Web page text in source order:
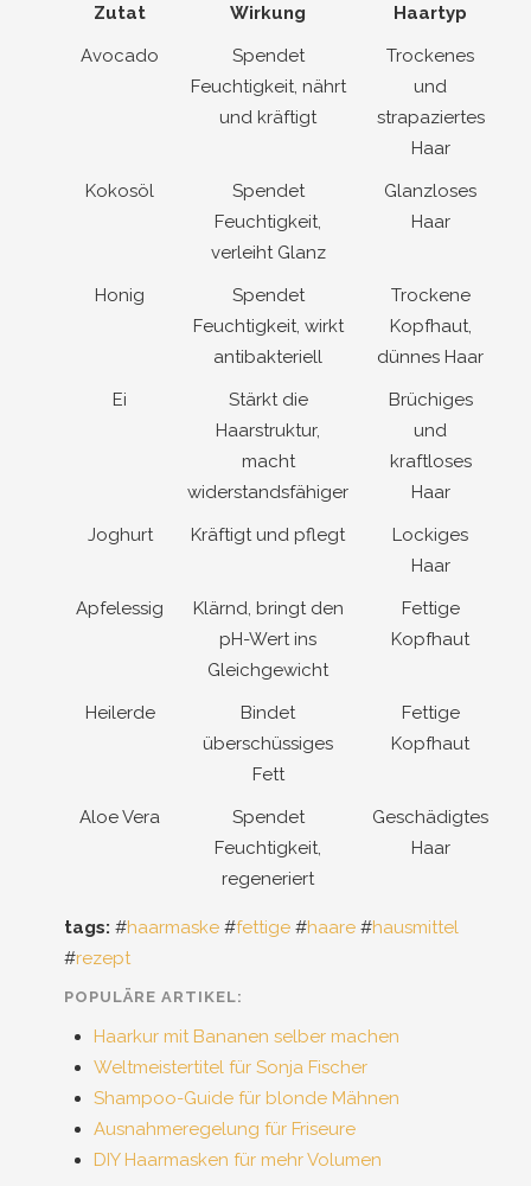
Zutat Wirkung
Haartyp
Avocado
Spendet
Feuchtigkeit, nährt
und kräftigt
Trockenes
und
strapaziertes
Haar
Kokosöl
Spendet
Feuchtigkeit,
verleiht Glanz
Glanzloses
Haar
Honig
Spendet
Feuchtigkeit, wirkt
antibakteriell
Trockene
Kopfhaut,
dünnes Haar
Ei
Stärkt die
Haarstruktur,
macht
widerstandsfähiger
Brüchiges
und
kraftloses
Haar
Joghurt
Kräftigt und pflegt
Lockiges
Haar
Apfelessig
Klärnd, bringt den
pH-Wert ins
Gleichgewicht
Fettige
Kopfhaut
Heilerde
Bindet
überschüssiges
Fett
Fettige
Kopfhaut
Aloe Vera
Spendet
Feuchtigkeit,
regeneriert
Geschädigtes
Haar
tags: #haarmaske #fettige #haare #hausmittel
#rezept
POPULÄRE ARTIKEL:
Haarkur mit Bananen selber machen
Weltmeistertitel für Sonja Fischer
Shampoo-Guide für blonde Mähnen
Ausnahmeregelung für Friseure
DIY Haarmasken für mehr Volumen